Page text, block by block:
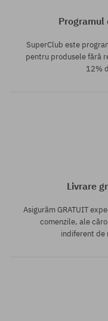
SuperClub este
pentru produsele fără
12%
Livrare
Asigurăm GRATUIT
comenzile, ale
indiferent de